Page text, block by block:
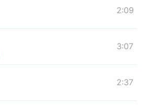
2:09
3:07
2:37